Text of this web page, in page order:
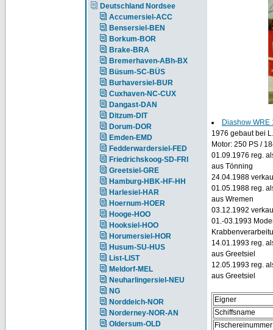
Deutschland Nordsee
Accumersiel-ACC
Bensersiel-BEN
Borkum-BOR
Brake-BRA
Bremerhaven-ABh-BX
Büsum-SC-BÜS
Burhaversiel-BUR
Cuxhaven-NC-CUX
Dangast-DAN
Ditzum-DIT
Dorum-DOR
Emden-EMD
Fedderwardersiel-FED
Friedrichskoog-SD-FRI
Greetsiel-GRE
Hamburg-HBK-HF-HH
Harlesiel-HAR
Hoernum-HOER
Hooge-HOO
Hooksiel-HOO
Horumersiel-HOR
Husum-SU-HUS
List-LIST
Meldorf-MEL
Neuharlingersiel-NEU
NG
Norddeich-NOR
Norderney-NOR-AN
Oldersum-OLD
Diashow WRE
1976 gebaut bei
Motor: 250 PS /
01.09.1976 reg.
aus Tönning
24.04.1988
01.05.1988 reg.
aus Wremen
03.12.1992
01.-03.1993
14.01.1993 reg.
aus Greetsiel
12.05.1993 reg.
aus Greetsiel
Eigner
Schiffsname
Fischereinummer